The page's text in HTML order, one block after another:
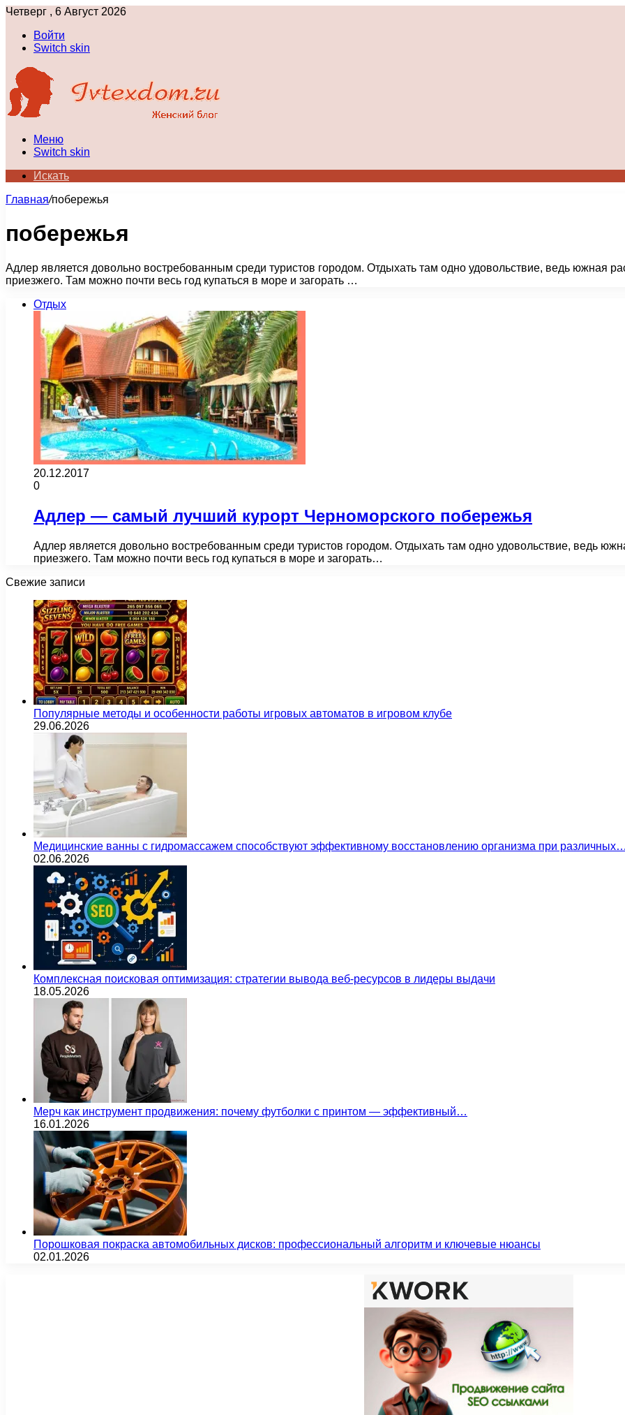
Четверг , 6 Август 2026
Войти
Switch skin
Меню
Switch skin
Искать
Главная/побережья
побережья
Адлер является довольно востребованным среди туристов городом. Отдыхать там одно удовольствие, ведь южная
приезжего. Там можно почти весь год купаться в море и загорать …
Отдых
20.12.2017
0
Адлер — самый лучший курорт Черноморского побережья
Адлер является довольно востребованным среди туристов городом. Отдыхать там одно удовольствие, ведь
приезжего. Там можно почти весь год купаться в море и загорать…
Свежие записи
Популярные методы и особенности работы игровых автоматов в игровом клубе
29.06.2026
Медицинские ванны с гидромассажем способствуют эффективному восстановлению организма при
02.06.2026
Комплексная поисковая оптимизация: стратегии вывода веб-ресурсов в лидеры выдачи
18.05.2026
Мерч как инструмент продвижения: почему футболки с принтом — эффективный…
16.01.2026
Порошковая покраска автомобильных дисков: профессиональный алгоритм и ключевые нюансы
02.01.2026